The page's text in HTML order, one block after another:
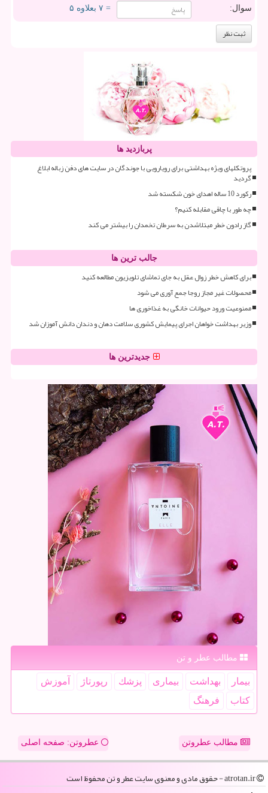
سوال: = ۷ بعلاوه ۵
پربازدید ها
پروتکلهای ویژه بهداشتی برای رویارویی با جوندگان در سایت های دفن زباله ابلاغ
گردید
رکورد 10 ساله اهدای خون شکسته شد
چه طور با چاقی مقابله کنیم؟
گاز رادون خطر مبتلاشدن به سرطان تخمدان را بیشتر می کند
جالب ترین ها
برای کاهش خطر زوال عقل به جای تماشای تلویزیون مطالعه کنید
محصولات غیر مجاز روجا جمع آوری می شود
ممنوعیت ورود حیوانات خانگی به غذاخوری ها
وزیر بهداشت خواهان اجرای پیمایش کشوری سلامت دهان و دندان دانش آموزان شد
جدیدترین ها
مطالب عطر و تن
بیمار بهداشت بیماری پزشك رپورتاژ
آموزش
كتاب
فرهنگ
مطالب عطروتن عطروتن: صفحه اصلی